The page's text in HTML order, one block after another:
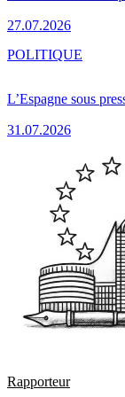
27.07.2026
L’Espagne sous
31.07.2026
POLITIQUE
Rapporteur